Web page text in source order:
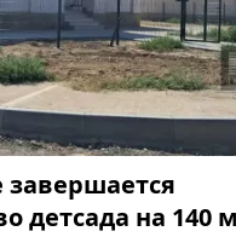
детсада на 140